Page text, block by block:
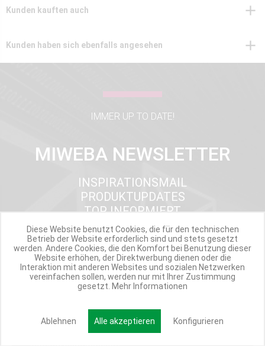
Kunden kauften auch
Kunden haben sich ebenfalls angesehen
IMMER UP TO DATE!
MIWEBA NEWSLETTER
INSPIRATIONSMAIL
PRODUKTUPDATES
TOP INFORMIERT
ANGEBOTE
Werde Teil der Miweba Community!
E-MAIL*
Diese Website benutzt Cookies, die für den technischen
Betrieb der Website erforderlich sind und stets gesetzt
werden. Andere Cookies, die den Komfort bei Benutzung dieser
Website erhöhen, der Direktwerbung dienen oder die
Interaktion mit anderen Websites und sozialen Netzwerken
vereinfachen sollen, werden nur mit Ihrer Zustimmung
gesetzt. Mehr Informationen
Ablehnen Alle akzeptieren Konfigurieren